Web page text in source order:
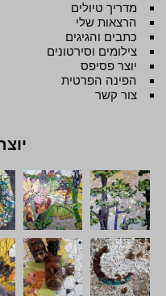
מדריך טיולים
הרצאות שלי
כתבים והגיגים
צילומים וסירטונים
יוצר פסיפס
הפינה הפרטית
צור קשר